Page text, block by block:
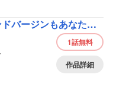
白衣を脱いだら肉食系？ ～セカンドバージンもあなたと～（分冊版）
1話無料
作品詳細